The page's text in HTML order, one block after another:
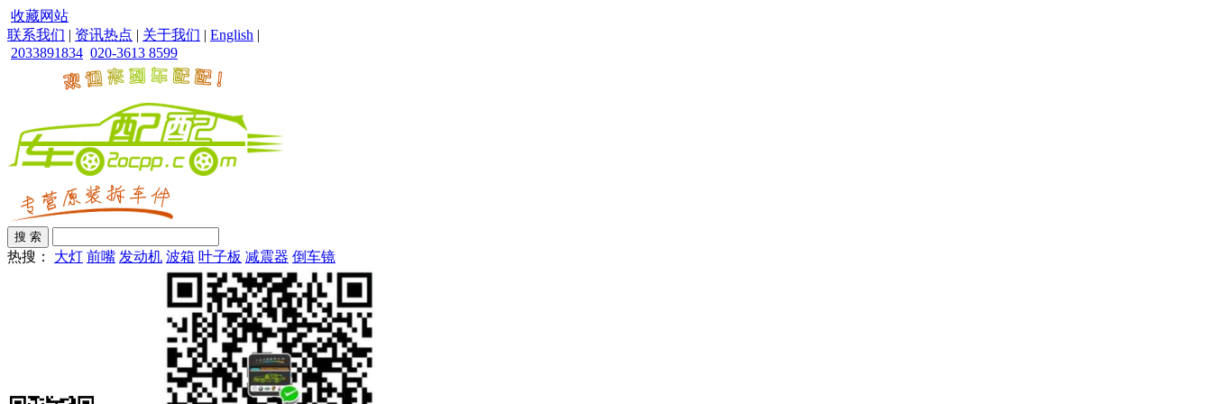
收藏网站
联系我们 | 资讯热点 | 关于我们 | English |
2033891834 020-3613 8599
热搜： 大灯 前嘴 发动机 波箱 叶子板 减震器 倒车镜